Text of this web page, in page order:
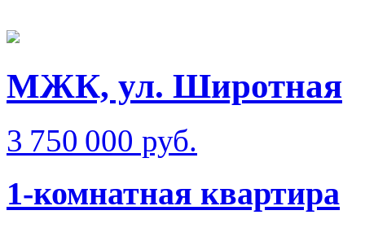
МЖК, ул. Широтная
3 750 000 руб.
1-комнатная квартира